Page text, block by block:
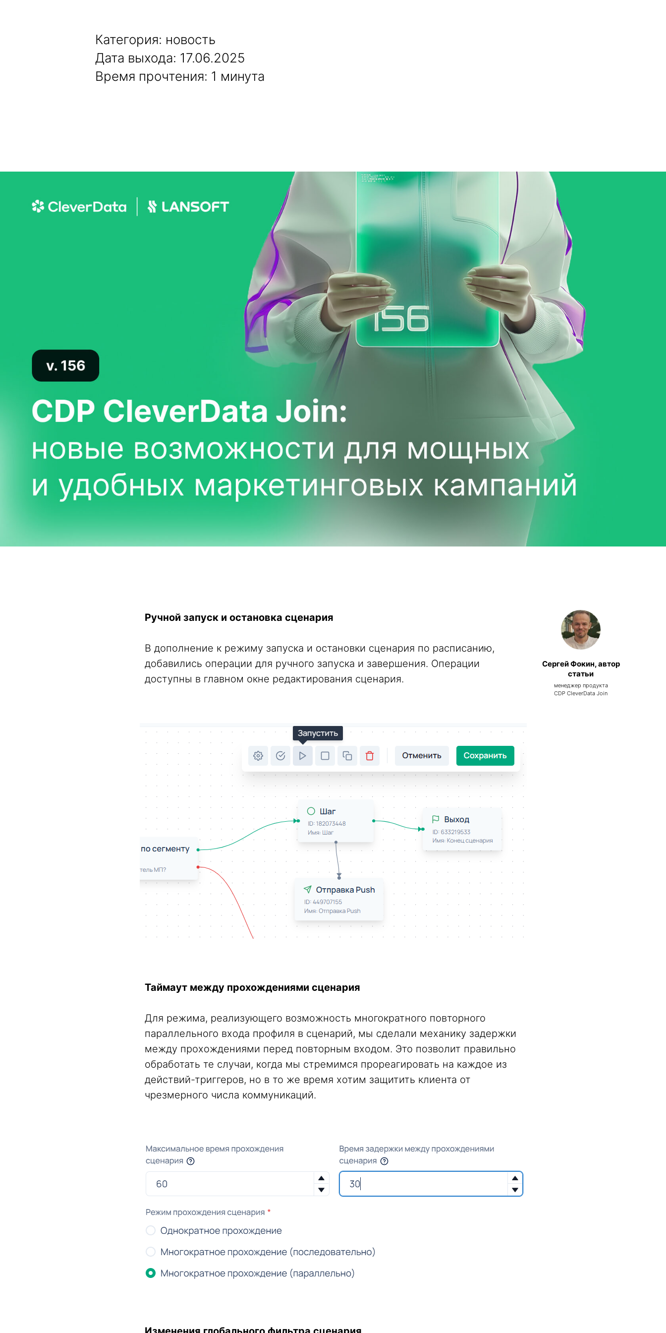
Категория: новость
Дата выхода: 17.06.2025
Время прочтения: 1 минута
Ручной запуск и остановка сценария
В дополнение к режиму запуска и остановки сценария по расписанию,
добавились операции для ручного запуска и завершения. Операции
доступны в главном окне редактирования сценария.
Сергей Фокин, автор
статьи
менеджер продукта
CDP CleverData Join
Таймаут между прохождениями сценария
Для режима, реализующего возможность многократного повторного
параллельного входа профиля в сценарий, мы сделали механику задержки
между прохождениями перед повторным входом. Это позволит правильно
обработать те случаи, когда мы стремимся прореагировать на каждое из
действий-триггеров, но в то же время хотим защитить клиента от
чрезмерного числа коммуникаций.